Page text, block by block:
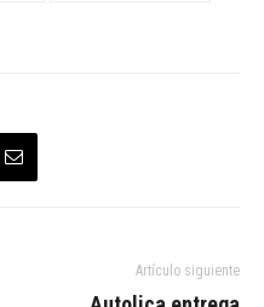
Artículo siguiente